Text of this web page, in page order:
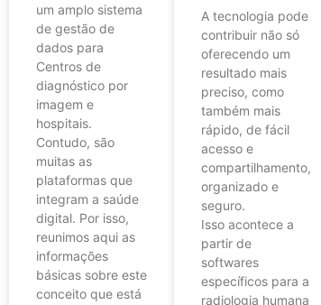
um amplo sistema
de gestão de
dados para
Centros de
diagnóstico por
imagem e
hospitais.
Contudo, são
muitas as
plataformas que
integram a saúde
digital. Por isso,
reunimos aqui as
informações
básicas sobre este
conceito que está
A tecnologia pode
contribuir não só
oferecendo um
resultado mais
preciso, como
também mais
rápido, de fácil
acesso e
compartilhamento,
organizado e
seguro.
Isso acontece a
partir de
softwares
específicos para a
radiologia humana